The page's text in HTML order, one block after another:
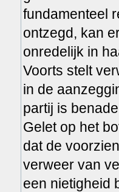
fundamenteel
ontzegd, kan
onredelijk in
Voorts stelt
in de
partij is
Gelet op het
dat de
verweer van
een nietigheid